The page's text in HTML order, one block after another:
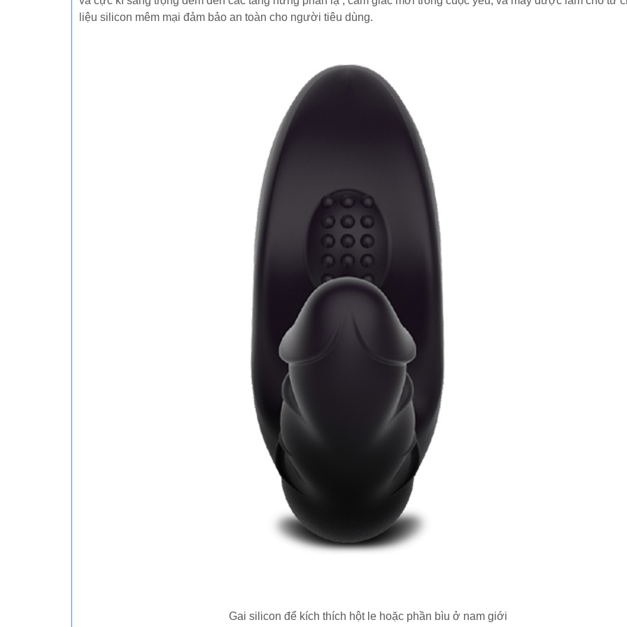
liệu silicon mêm mại đảm bảo an toàn cho người tiêu dùng.
Gai silicon để kích thích hột le hoặc phần bìu ở nam giới